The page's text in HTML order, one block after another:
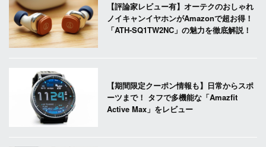
【評論家レビュー有】オーテクのおしゃれ
ノイキャンイヤホンがAmazonで超お得！
「ATH-SQ1TW2NC」の魅力を徹底解説！
【期間限定クーポン情報も】日常からスポ
ーツまで！ タフで多機能な「Amazfit
Active Max」をレビュー